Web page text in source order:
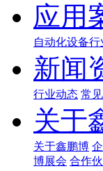
应用
自动化设备行
新闻
行业动态 常
关于
关于鑫鹏博
博展会 合作